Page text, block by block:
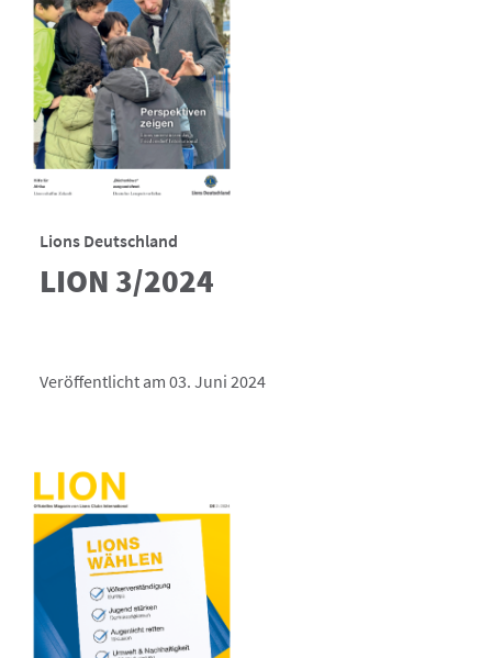
Lions Deutschland
LION 3/2024
Veröffentlicht am 03. Juni 2024